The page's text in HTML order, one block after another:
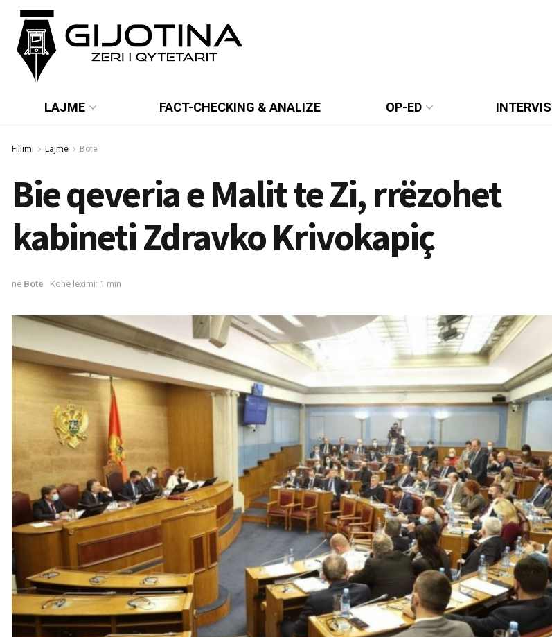
LAJME FACT-CHECKING & ANALIZE OP-ED
Fillimi Lajme Botë
Bie qeveria e Malit te Zi, rrëzohet
kabineti Zdravko Krivokapiç
në Botë Kohë leximi: 1 min